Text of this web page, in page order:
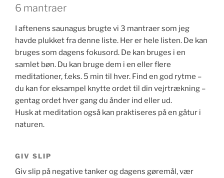
6 mantraer
I aftenens saunagus brugte vi 3 mantraer som jeg
havde plukket fra denne liste. Her er hele listen. De kan
bruges som dagens fokusord. De kan bruges i en
samlet bøn. Du kan bruge dem i en eller flere
meditationer, f.eks. 5 min til hver. Find en god rytme –
du kan for eksampel knytte ordet til din vejrtrækning –
gentag ordet hver gang du ånder ind eller ud.
Husk at meditation også kan praktiseres på en gåtur i
naturen.
GIV SLIP
Giv slip på negative tanker og dagens gøremål, vær